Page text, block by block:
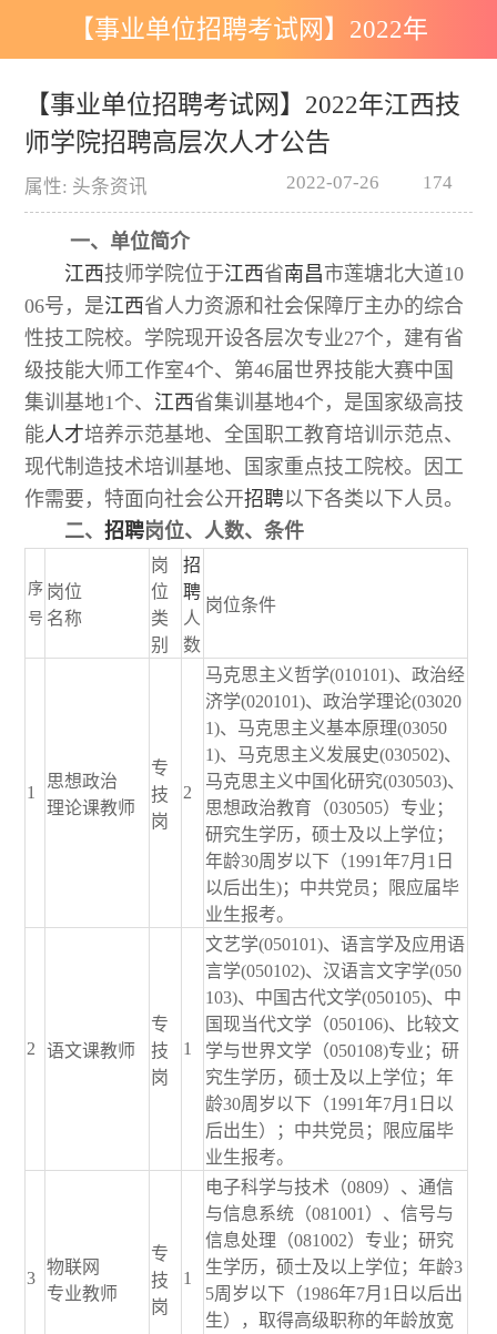
【事业单位招聘考试网】2022年
江西技师学院招聘高层次人才公
告
【事业单位招聘考试网】2022年江西技
师学院招聘高层次人才公告
属性: 头条资讯 174
2022-07-26
一、单位简介
江西技师学院位于江西省南昌市莲塘北大道10
06号，是江西省人力资源和社会保障厅主办的综合
性技工院校。学院现开设各层次专业27个，建有省
级技能大师工作室4个、第46届世界技能大赛中国
集训基地1个、 江西省集训基地4个，是国家级高技
能人才培养示范基地、全国职工教育培训示范点、
现代制造技术培训基地、国家重点技工院校。因工
作需要，特面向社会公开招聘以下各类以下人员。
二、招聘岗位、人数、条件
序
号
岗位
名称
岗
位
类
别
招
聘
人
数
岗位条件
1
思想政治
理论课教师
专
技
岗
2
马克思主义哲学(010101)、政治经
济学(020101)、政治学理论(03020
1)、马克思主义基本原理(03050
1)、马克思主义发展史(030502)、
马克思主义中国化研究(030503)、
思想政治教育（030505）专业；
研究生学历，硕士及以上学位；
年龄30周岁以下（1991年7月1日
以后出生)；中共党员；限应届毕
业生报考。
2 语文课教师
专
技
岗
1
文艺学(050101)、语言学及应用语
言学(050102)、汉语言文字学(050
103)、中国古代文学(050105)、中
国现当代文学（050106)、比较文
学与世界文学（050108)专业；研
究生学历，硕士及以上学位；年
龄30周岁以下（1991年7月1日以
后出生）；中共党员；限应届毕
业生报考。
3
物联网
专业教师
专
技
岗
1
电子科学与技术（0809）、通信
与信息系统（081001）、信号与
信息处理（081002）专业；研究
生学历，硕士及以上学位；年龄3
5周岁以下（1986年7月1日以后出
生），取得高级职称的年龄放宽